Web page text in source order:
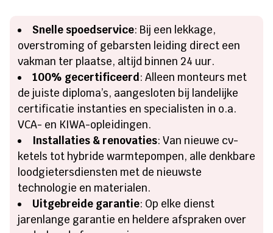
Snelle spoedservice: Bij een lekkage,
overstroming of gebarsten leiding direct een
vakman ter plaatse, altijd binnen 24 uur.
100% gecertificeerd: Alleen monteurs met
de juiste diploma’s, aangesloten bij landelijke
certificatie instanties en specialisten in o.a.
VCA- en KIWA-opleidingen.
Installaties & renovaties: Van nieuwe cv-
ketels tot hybride warmtepompen, alle denkbare
loodgietersdiensten met de nieuwste
technologie en materialen.
Uitgebreide garantie: Op elke dienst
jarenlange garantie en heldere afspraken over